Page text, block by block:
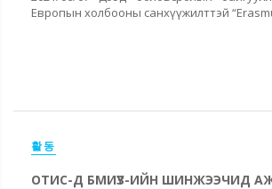
Европын холбооны санхүүжилттэй
활동
ОТИС-Д БМИҮЗ-ИЙН ШИНЖЭЭЧИД